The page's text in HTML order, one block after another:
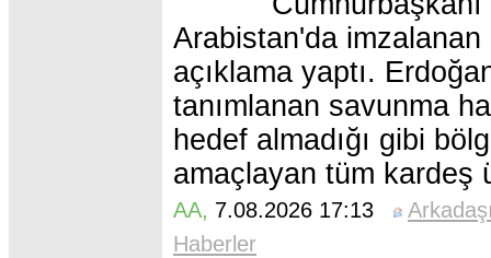
Arabistan'da
açıklama yaptı.
tanımlanan savunma
hedef almadığı gibi
amaçlayan tüm kardeş
AA, 7.08.2026 17:13
Haberler